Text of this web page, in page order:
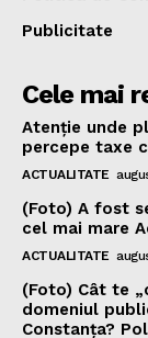
Publicitate
Cele mai
Atenție unde
percepe taxe
ACTUALITATE
(Foto) A fost
cel mai mare
ACTUALITATE
(Foto) Cât te
domeniul
Constanța?